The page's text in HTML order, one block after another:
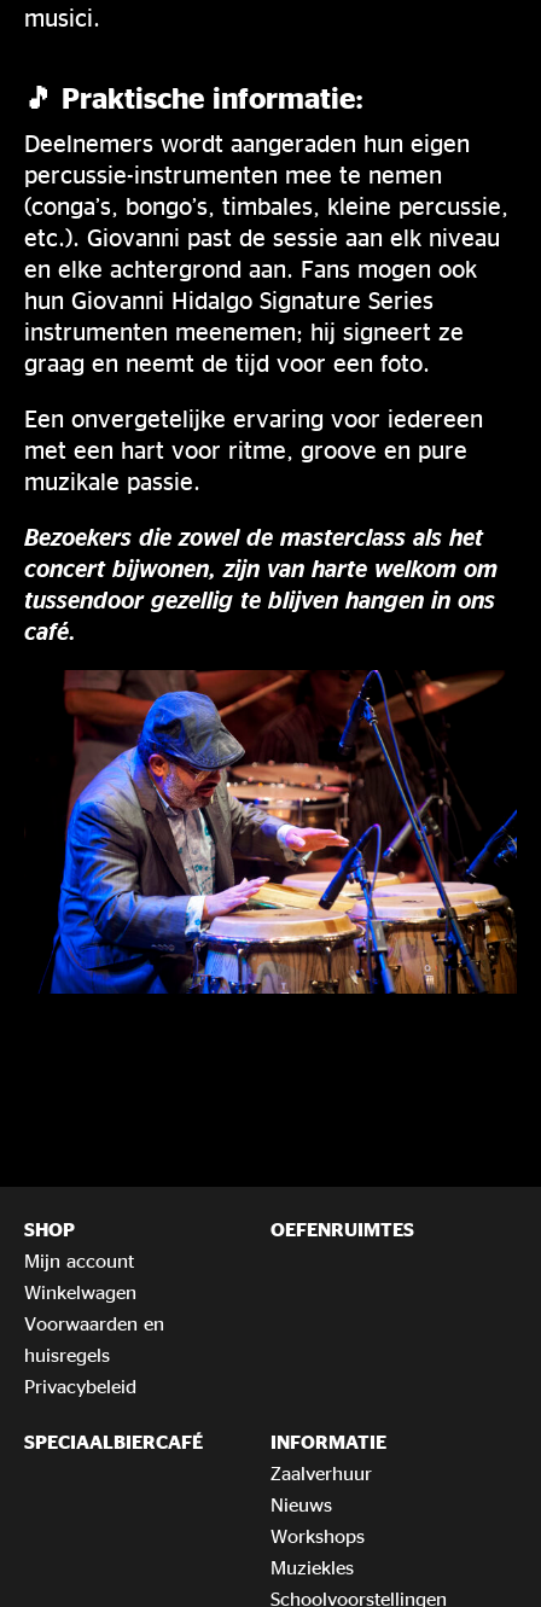
musici.
🎵 Praktische informatie:
Deelnemers wordt aangeraden hun eigen
percussie-instrumenten mee te nemen
(conga’s, bongo’s, timbales, kleine percussie,
etc.). Giovanni past de sessie aan elk niveau
en elke achtergrond aan. Fans mogen ook
hun Giovanni Hidalgo Signature Series
instrumenten meenemen; hij signeert ze
graag en neemt de tijd voor een foto.
Een onvergetelijke ervaring voor iedereen
met een hart voor ritme, groove en pure
muzikale passie.
Bezoekers die zowel de masterclass als het
concert bijwonen, zijn van harte welkom om
tussendoor gezellig te blijven hangen in ons
café.
SHOP
Mijn account
Winkelwagen
Voorwaarden en
huisregels
Privacybeleid
OEFENRUIMTES
SPECIAALBIERCAFÉ
INFORMATIE
Zaalverhuur
Nieuws
Workshops
Muziekles
Schoolvoorstellingen